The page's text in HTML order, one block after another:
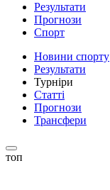
Результати
Прогнози
Спорт
Новини спорту
Результати
Турніри
Статті
Прогнози
Трансфери
топ